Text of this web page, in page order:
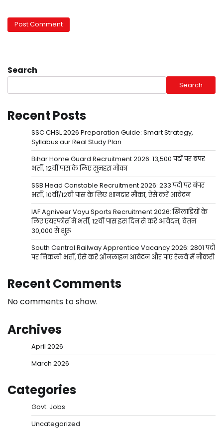
Search
Search
Recent Posts
SSC CHSL 2026 Preparation Guide: Smart Strategy,
Syllabus aur Real Study Plan
Bihar Home Guard Recruitment 2026: 13,500 पदों पर बंपर
भर्ती, 12वीं पास के लिए सुनहरा मौका
SSB Head Constable Recruitment 2026: 233 पदों पर बंपर
भर्ती, 10वीं/12वीं पास के लिए शानदार मौका, ऐसे करें आवेदन
IAF Agniveer Vayu Sports Recruitment 2026: खिलाड़ियों के
लिए एयरफोर्स में भर्ती, 12वीं पास इस दिन से करें आवेदन, वेतन
30,000 से शुरू
South Central Railway Apprentice Vacancy 2026: 2801 पदों
पर निकली भर्ती, ऐसे करें ऑनलाइन आवेदन और पाएं रेलवे में नौकरी
Recent Comments
No comments to show.
Archives
April 2026
March 2026
Categories
Govt. Jobs
Uncategorized